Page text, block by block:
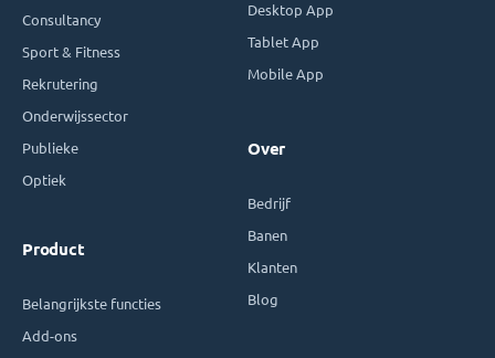
Consultancy
Sport & Fitness
Rekrutering
Onderwijssector
Publieke
Optiek
Product
Belangrijkste functies
Add-ons
Desktop App
Tablet App
Mobile App
Over
Bedrijf
Banen
Klanten
Blog